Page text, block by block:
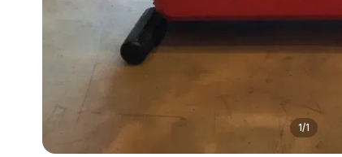
1/1